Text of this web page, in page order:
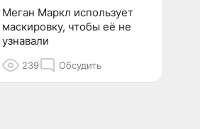
Меган Маркл использует
маскировку, чтобы её не
узнавали
239 Обсудить